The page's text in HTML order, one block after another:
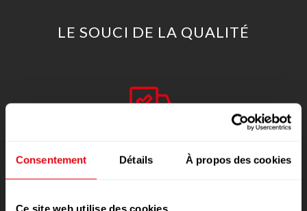
Consentement Détails À propos des cookies
Ce site web utilise des cookies.
LE SOUCI DE LA QUALITÉ
Traçabilité